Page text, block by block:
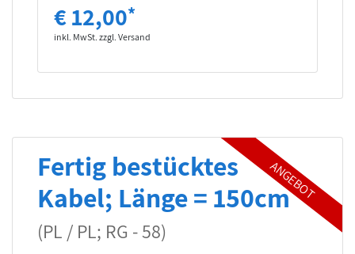
€ 12,00*
inkl. MwSt. zzgl. Versand
Fertig bestücktes
Kabel; Länge = 150cm
(PL / PL; RG - 58)